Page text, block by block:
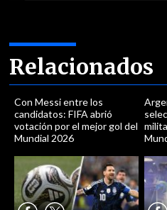
Relacionados
Con Messi entre los
candidatos: FIFA abrió
votación por el mejor gol del
Mundial 2026